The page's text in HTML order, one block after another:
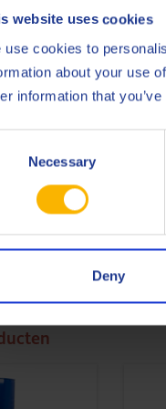
website uses cookies
use cookies to
about your use
information that
Necessary
Deny
C-4
KES 07.868.1
TE-ML 03C